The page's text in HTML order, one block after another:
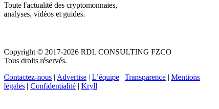
Toute l'actualité des cryptomonnaies,
analyses, vidéos et guides.
Copyright © 2017-2026 RDL CONSULTING FZCO
Tous droits réservés.
Contactez-nous | Advertise | L’équipe | Transparence | Mentions
légales | Confidentialité | Kryll